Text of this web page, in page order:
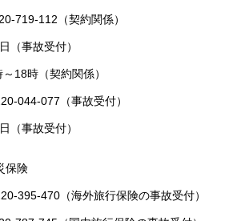
719-112（契約関係）
（事故受付）
～18時（契約関係）
044-077（事故受付）
（事故受付）
保険
395-470（海外旅行保険の事故受付）